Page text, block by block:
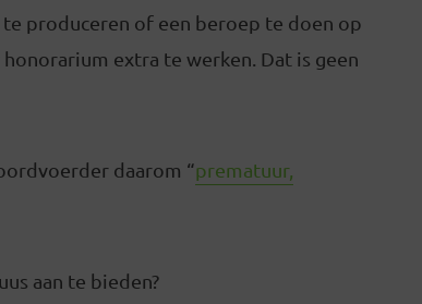
produceren of een beroep te doen op
extra te werken. Dat is geen
daarom “prematuur,
aan te bieden?